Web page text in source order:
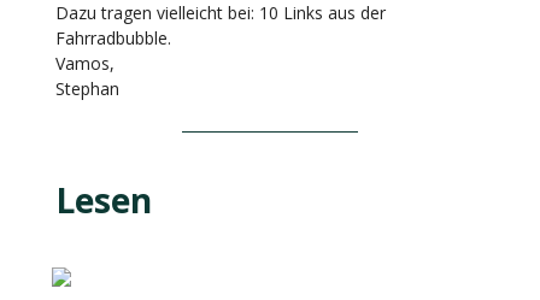
Dazu tragen vielleicht bei: 10 Links aus der
Fahrradbubble.
Vamos,
Stephan
Lesen